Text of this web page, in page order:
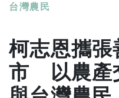
台灣農民
柯志恩攜
市 以農產